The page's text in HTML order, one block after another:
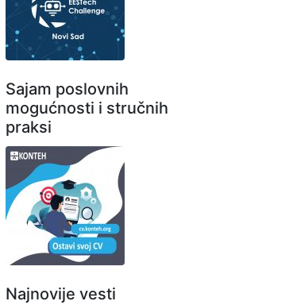
Sajam poslovnih
mogućnosti i stručnih
praksi
Najnovije vesti